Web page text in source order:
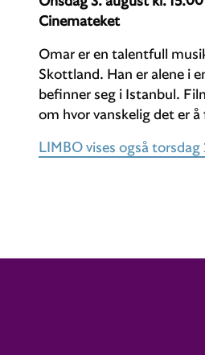
Cinemateket
Omar er en talentfull
Skottland. Han er alene i
befinner seg i Istanbul.
om hvor vanskelig det er
LIMBO vises også torsdag